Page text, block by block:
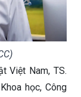
Việt Nam, TS.
học, Công